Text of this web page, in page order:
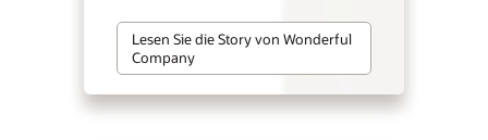
Lesen Sie die Story von Wonderful
Company